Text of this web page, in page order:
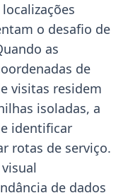
o desafio de
as
de
visitas residem
isoladas, a
identificar
rotas de serviço.
de dados